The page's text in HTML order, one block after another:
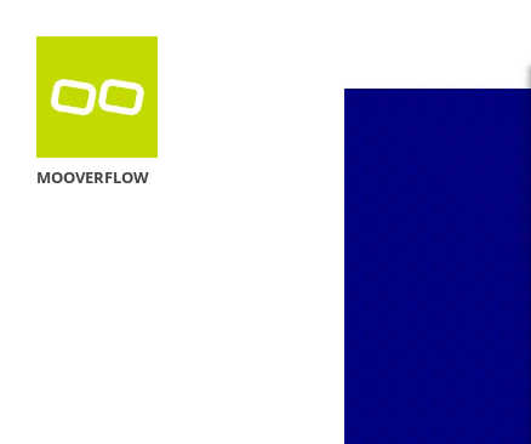
MOOVERFLOW